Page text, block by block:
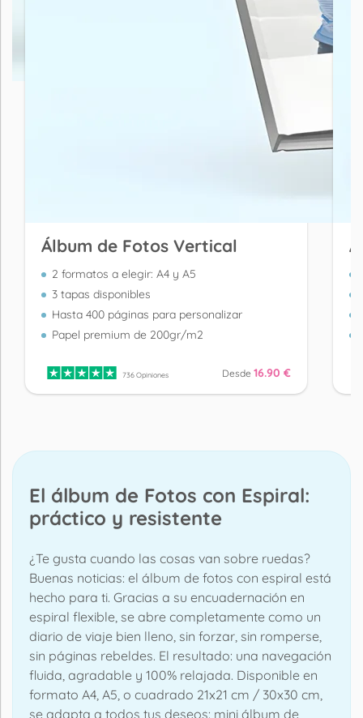
Álbum de Fotos Vertical
2 formatos a elegir: A4 y A5
3 tapas disponibles
Hasta 400 páginas para personalizar
Papel premium de 200gr/m2
736 Opiniones Desde 16.90 €
El álbum de Fotos con Espiral:
práctico y resistente
¿Te gusta cuando las cosas van sobre ruedas?
Buenas noticias: el álbum de fotos con espiral está
hecho para ti. Gracias a su encuadernación en
espiral flexible, se abre completamente como un
diario de viaje bien lleno, sin forzar, sin romperse,
sin páginas rebeldes. El resultado: una navegación
fluida, agradable y 100% relajada. Disponible en
formato A4, A5, o cuadrado 21x21 cm / 30x30 cm,
se adapta a todos tus deseos: mini álbum de